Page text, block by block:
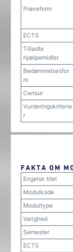
Prøveform
ECTS
Tilladte
hjælpemidler
Bedømmelsesfor
m
Censur
Vurderingskriterie
r
FAKTA OM
Engelsk titel
Modulkode
Modultype
Varighed
Semester
ECTS